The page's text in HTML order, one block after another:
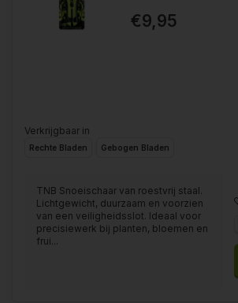
€9,95
Verkrijgbaar in
Rechte Bladen Gebogen Bladen
TNB Snoeischaar van roestvrij staal.
Lichtgewicht, duurzaam en voorzien
van een veiligheidsslot. Ideaal voor
precisiewerk bij planten, bloemen en
frui...